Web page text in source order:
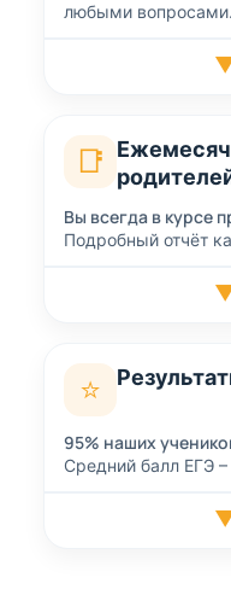
любыми вопросами.
📑
Вы всегда в курсе
Подробный отчёт
⭐
95% наших
Средний балл ЕГЭ